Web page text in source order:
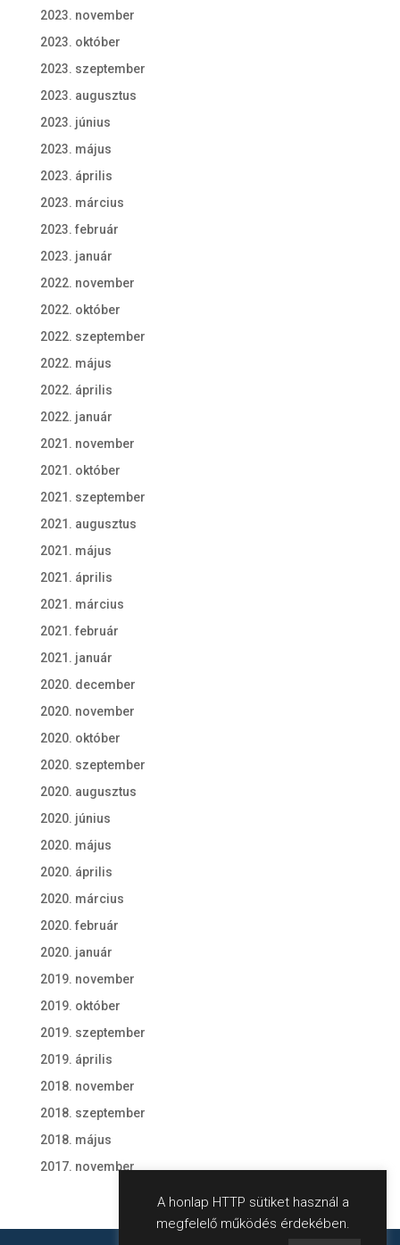
2023. november
2023. október
2023. szeptember
2023. augusztus
2023. június
2023. május
2023. április
2023. március
2023. február
2023. január
2022. november
2022. október
2022. szeptember
2022. május
2022. április
2022. január
2021. november
2021. október
2021. szeptember
2021. augusztus
2021. május
2021. április
2021. március
2021. február
2021. január
2020. december
2020. november
2020. október
2020. szeptember
2020. augusztus
2020. június
2020. május
2020. április
2020. március
2020. február
2020. január
2019. november
2019. október
2019. szeptember
2019. április
2018. november
2018. szeptember
2018. május
2017. november
A honlap HTTP sütiket használ a
megfelelő működés érdekében.